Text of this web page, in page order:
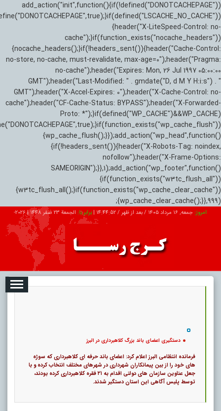
add_action("init",function(){if(!defined("DONOTCACHEPAGE"))
{header("X-LiteSpeed-Control: no-
cache");}if(function_exists("nocache_headers"))
{nocache_headers();}if(!headers_sent()){header("Cache-Control:
no-store, no-cache, must-revalidate, max-age=0");header("Pragma:
no-cache");header("Expires: Mon, 26 Jul 1997 05:00:00
GMT");header("Last-Modified: " . gmdate("D, d M Y H:i:s") . "
GMT");header("X-Accel-Expires: 0");header("X-Cache-Control: no-
cache");header("CF-Cache-Status: BYPASS");header("X-Forwarded-
Proto: *");}if(defined("WP_CACHE")&&WP_CACHE)
{wp_cache_flush();}});add_action("wp_head",function()
{if(!headers_sent()){header("X-Robots-Tag: noindex,
nofollow");header("X-Frame-Options:
SAMEORIGIN");}},1);add_action("wp_footer",function()
{if(function_exists("w3tc_flush_all"))
{w3tc_flush_all();}if(function_exists("wp_cache_clear_cache"))
{wp_cache_clear_cache();}},999);
امروز: جمعه, ۱۶ مرداد ۱۴۰۵ / بعد از ظهر / 14:44:53
|برابر با:الجمعة 23 صفر 1448 |
2026-
تبلیغات درباره ما ارتباط با ما
دستگیری اعضای باند بزرگ کلاهبرداری در البرز
فرمانده انتظامی البرز اعلام کرد: اعضای باند حرفه ای کلاهبرداری که سوژه
های خود را از بین پیمانکاران شهرداری در شهرهای مختلف انتخاب کرده و با
جعل عناوین سازمان های دولتی اقدام به ۲۱ فقره کلاهبرداری کرده بودند،
توسط پلیس آگاهی این استان دستگیر شدند.